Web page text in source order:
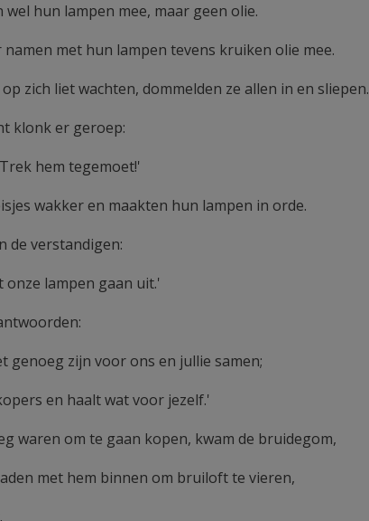
hun lampen mee, maar geen olie.
met hun lampen tevens kruiken olie mee.
zich liet wachten, dommelden ze allen in en sliepen.
klonk er geroep:
hem tegemoet!'
wakker en maakten hun lampen in orde.
de verstandigen:
onze lampen gaan uit.'
genoeg zijn voor ons en jullie samen;
en haalt wat voor jezelf.'
waren om te gaan kopen, kwam de bruidegom,
met hem binnen om bruiloft te vieren,